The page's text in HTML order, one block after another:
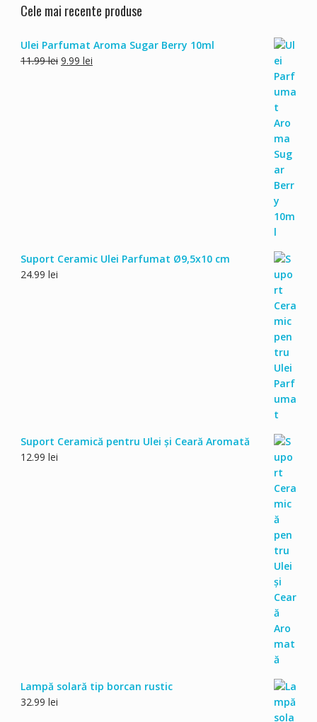
Cele mai recente produse
Ulei Parfumat Aroma Sugar Berry 10ml
11.99lei Prețul
9.99 leiPrețul
Suport Ceramic Ulei Parfumat Ø9,5x10 cm
24.99 lei
Suport Ceramică pentru Ulei și Ceară Aromată
12.99 lei
Lampă solară tip borcan rustic
32.99 lei